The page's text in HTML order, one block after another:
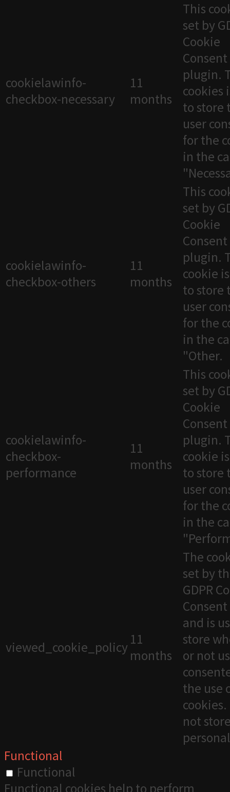
cookielawinfo-
checkbox-necessary
11
months
This
set by
Cookie
Consent
plugin.
cookies
to store
user
for the
in the
cookielawinfo-
checkbox-others
11
months
This
set by
Cookie
Consent
plugin.
cookie
to store
user
for the
in the
"Other.
cookielawinfo-
checkbox-
performance
11
months
This
set by
Cookie
Consent
plugin.
cookie
to store
user
for the
in the
viewed_cookie_policy 11
months
The
set by
GDPR
and is
store
or not
the use
not
Functional
Functional
Functional cookies help to perform